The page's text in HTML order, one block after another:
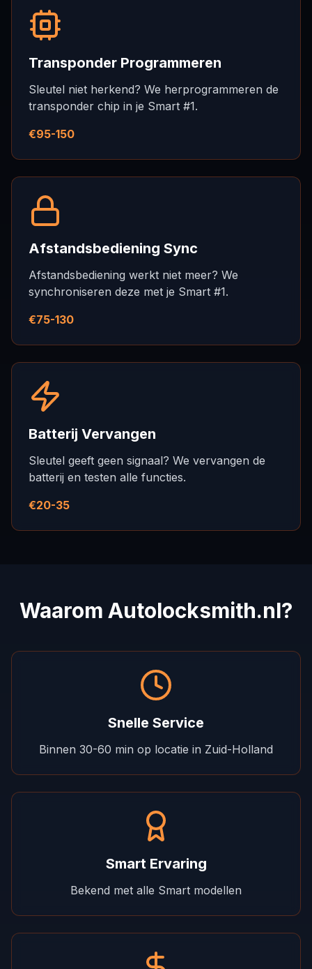
Transponder Programmeren
Sleutel niet herkend? We herprogrammeren de
transponder chip in je Smart #1.
€95-150
Afstandsbediening Sync
Afstandsbediening werkt niet meer? We
synchroniseren deze met je Smart #1.
€75-130
Batterij Vervangen
Sleutel geeft geen signaal? We vervangen de
batterij en testen alle functies.
€20-35
Waarom Autolocksmith.nl?
Snelle Service
Binnen 30-60 min op locatie in Zuid-Holland
Smart Ervaring
Bekend met alle Smart modellen